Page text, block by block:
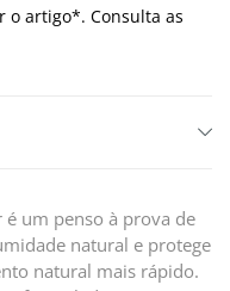
o artigo*. Consulta as
é um penso à prova de
natural e protege
natural mais rápido.